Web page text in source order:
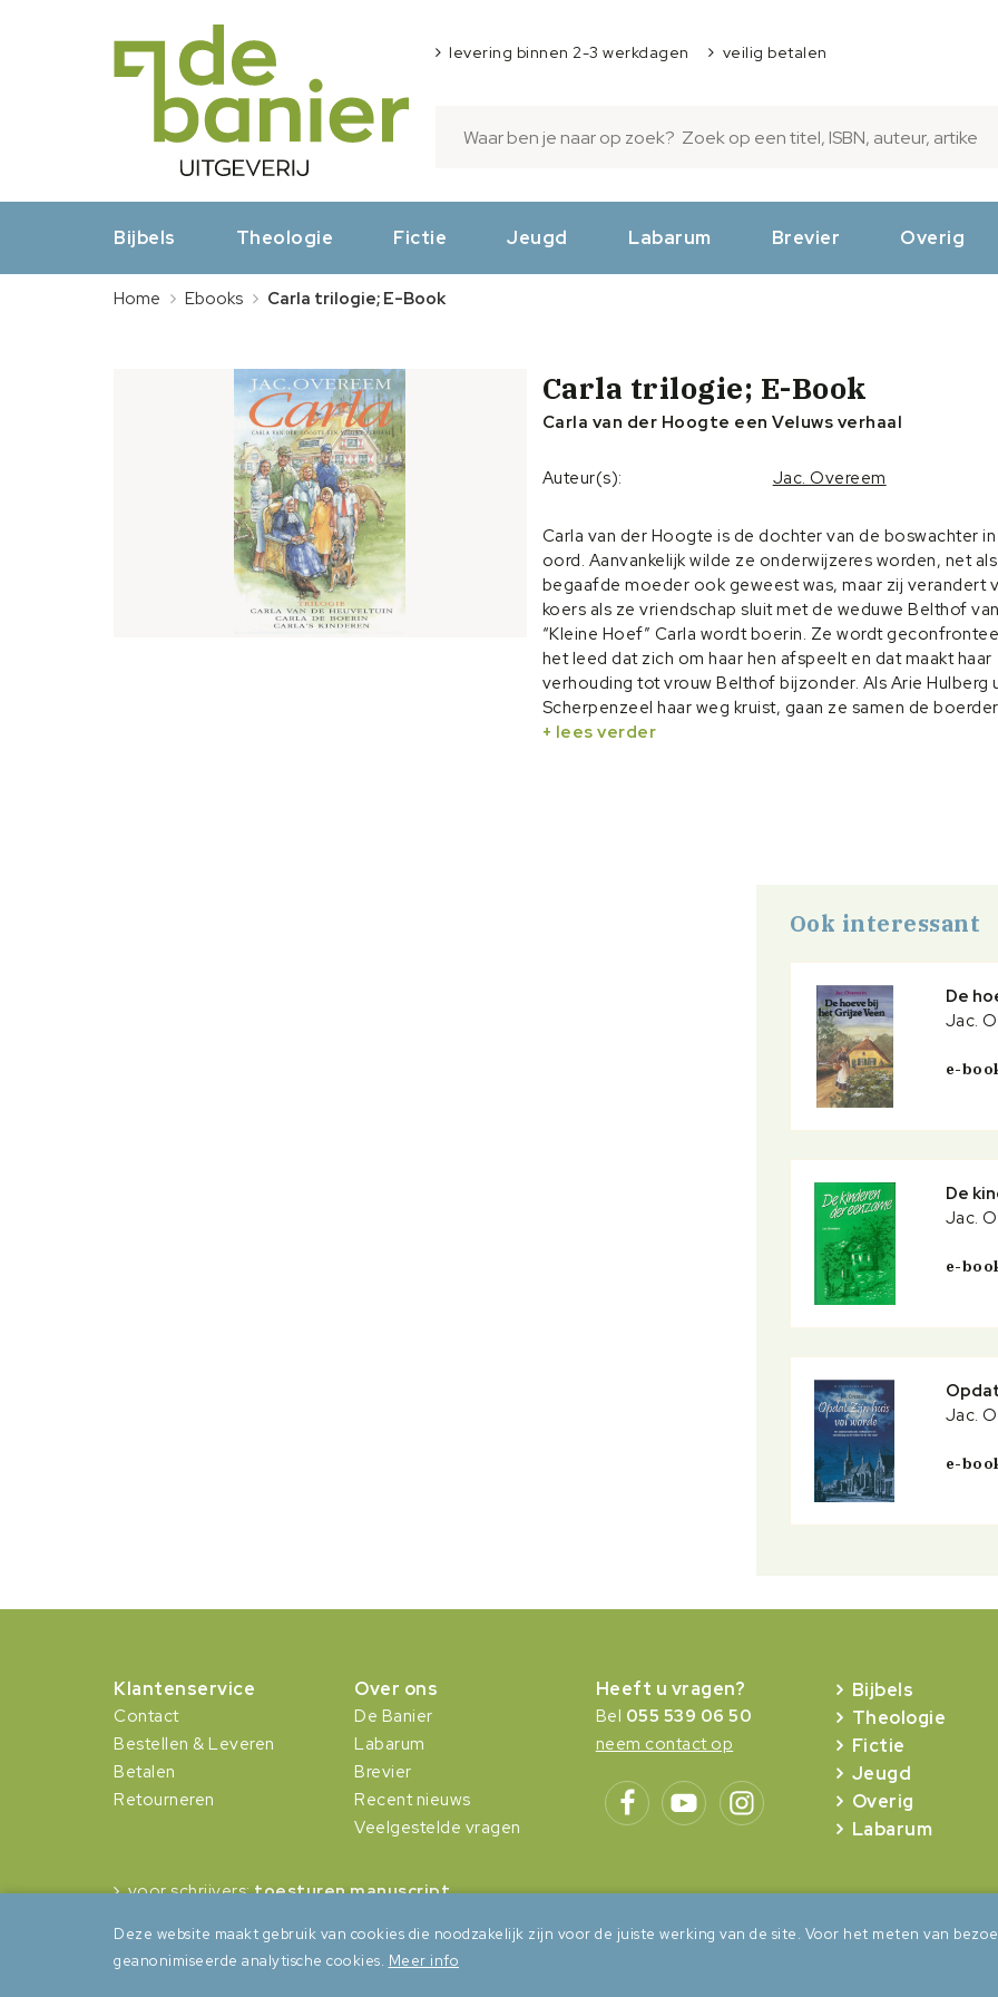
levering binnen 2-3 werkdagen veilig betalen
Bijbels Theologie Fictie Jeugd Labarum Brevier Overig
Home Ebooks Carla trilogie; E-Book
Carla trilogie; E-Book
Carla van der Hoogte een Veluws verhaal
Auteur(s): Jac. Overeem
Carla van der Hoogte is de dochter van de boswachter in
oord. Aanvankelijk wilde ze onderwijzeres worden, net
begaafde moeder ook geweest was, maar zij verandert
koers als ze vriendschap sluit met de weduwe Belthof
“Kleine Hoef” Carla wordt boerin. Ze wordt
het leed dat zich om haar hen afspeelt en dat maakt haar
verhouding tot vrouw Belthof bijzonder. Als Arie Hulberg
Scherpenzeel haar weg kruist, gaan ze samen de
beheren. Hun twee kinderen groeien op, maar beiden
+ lees verder
Ook interessant
De
Jac.
e-
De
Jac.
e-
Jac.
e-
Klantenservice
Contact
Bestellen & Leveren
Betalen
Retourneren
Over ons
De Banier
Labarum
Brevier
Recent nieuws
Veelgestelde vragen
Heeft u vragen?
Bel 055 539 06 50
neem contact op
Bijbels
Theologie
Fictie
Jeugd
Overig
Labarum
voor schrijvers:toesturen manuscript
Deze website maakt gebruik van cookies die noodzakelijk zijn voor de juiste werking van de site. Voor het meten van
geanonimiseerde analytische cookies. Meer info